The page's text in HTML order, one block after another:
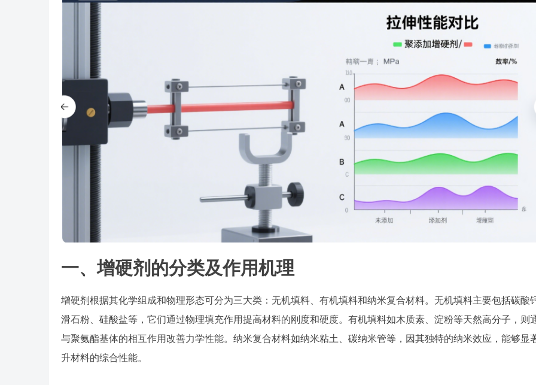
一、增硬剂的分类及作用机理
增硬剂根据其化学组成和物理形态可分为三大类：无机填料、有机填料和纳米复合材料。无机填料主要包括碳酸
滑石粉、硅酸盐等，它们通过物理填充作用提高材料的刚度和硬度。有机填料如木质素、淀粉等天然高分子，则
与聚氨酯基体的相互作用改善力学性能。纳米复合材料如纳米粘土、碳纳米管等，因其独特的纳米效应，能够显
升材料的综合性能。